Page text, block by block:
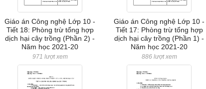
Giáo án Công nghệ Lớp 10 -
Tiết 18: Phòng trừ tổng hợp
dịch hại cây trồng (Phần 2) -
Năm học 2021-20
971 lượt xem
Giáo án Công nghệ Lớp 10 -
Tiết 17: Phòng trừ tổng hợp
dịch hại cây trồng (Phần 1) -
Năm học 2021-20
886 lượt xem